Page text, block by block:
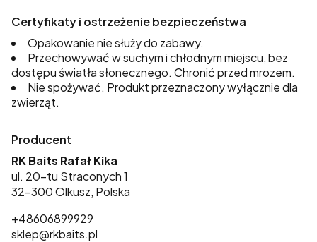
Certyfikaty i ostrzeżenie bezpieczeństwa
Opakowanie nie służy do zabawy.
Przechowywać w suchym i chłodnym miejscu, bez
dostępu światła słonecznego. Chronić przed mrozem.
Nie spożywać. Produkt przeznaczony wyłącznie dla
zwierząt.
Producent
RK Baits Rafał Kika
ul. 20-tu Straconych 1
32-300 Olkusz, Polska
+48606899929
sklep@rkbaits.pl